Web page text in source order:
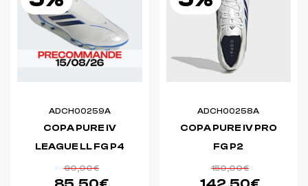
ADCH00259A
COPA PURE IV
LEAGUE LL FG P4
90,00€
ADCH00258A
COPA PURE IV PRO
FG P2
150,00€